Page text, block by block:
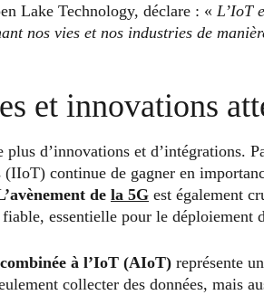
Lake Technology, déclare : « L’IoT
nos vies et nos industries de
et innovations
d’innovations et d’intégrations.
continue de gagner en
de la 5G est également
essentielle pour le déploiement
à l’IoT (AIoT) représente
collecter des données, mais